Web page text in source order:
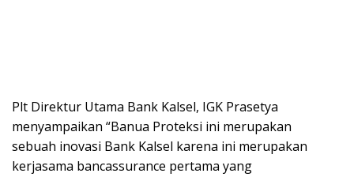
Plt Direktur Utama Bank Kalsel, IGK Prasetya
menyampaikan “Banua Proteksi ini merupakan
sebuah inovasi Bank Kalsel karena ini merupakan
kerjasama bancassurance pertama yang